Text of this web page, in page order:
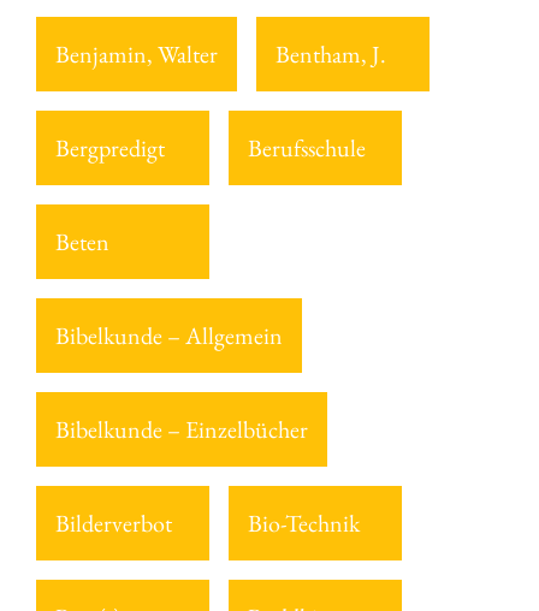
Benjamin, Walter Bentham, J.
Bergpredigt Berufsschule
Beten
Bibelkunde – Allgemein
Bibelkunde – Einzelbücher
Bilderverbot Bio-Technik